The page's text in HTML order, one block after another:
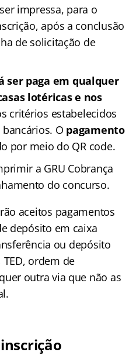
impressa, para o
após a conclusão
de solicitação de
ser paga em qualquer
lotéricas e nos
critérios estabelecidos
O pagamento
por meio do QR code.
a GRU Cobrança
do concurso.
aceitos pagamentos
depósito em caixa
ou depósito
ordem de
outra via que não as